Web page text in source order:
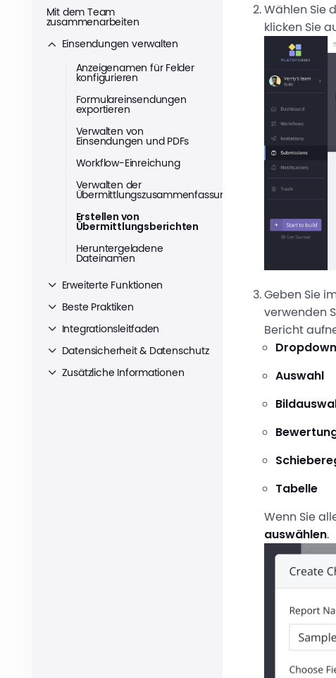
Mit dem Team
zusammenarbeiten
Einsendungen verwalten
Anzeigenamen für Felder
konfigurieren
Formulareinsendungen
exportieren
Verwalten von
Einsendungen und PDFs
Workflow-Einreichung
Verwalten der
Übermittlungszusammenfassung
Erstellen von
Übermittlungsberichten
Heruntergeladene
Dateinamen
Erweiterte Funktionen
Beste Praktiken
Integrationsleitfaden
Datensicherheit & Datenschutz
Zusätzliche Informationen
Wählen Sie
klicken Sie
Geben Sie
verwenden
Bericht
Dropdown
Auswahl
Tabelle
Wenn Sie
auswählen.